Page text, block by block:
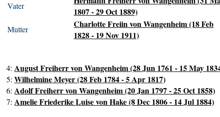
Vater
1807 - 29 Oct 1889)
Mutter
Charlotte Freiin von Wangenheim (18 Feb
1828 - 19 Nov 1911)
4:August Freiherr von Wangenheim (28 Jun 1761 - 15 May
5:Wilhelmine Meyer (28 Feb 1784 - 5 Apr 1817)
6:Adolf Freiherr von Wangenheim (20 Jan 1797 - 25 Oct 1858)
7:Amelie Friederike Luise von Hake (8 Dec 1806 - 14 Jul 1884)